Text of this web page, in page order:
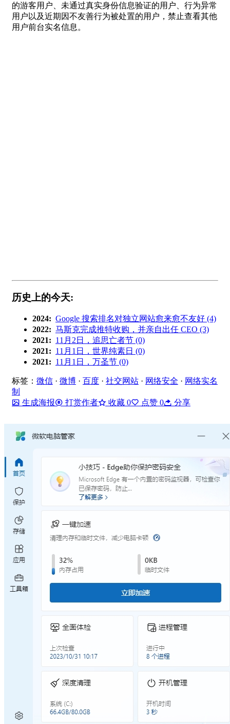
的游客用户、未通过真实身份信息验证的用户、行为异常
用户以及近期因不友善行为被处置的用户，禁止查看其他
用户前台实名信息。
历史上的今天:
2024: Google 搜索排名对独立网站愈来愈不友好 (4)
2022: 马斯克完成推特收购，并亲自出任 CEO (3)
2021: 11月2日，追思亡者节 (0)
2021: 11月1日，世界纯素日 (0)
2021: 11月1日，万圣节 (0)
标签： 微信 · 微博 · 百度 · 社交网站 · 网络安全 · 网络实名
制
生成海报
打赏作者 收藏 0 点赞 0 分享